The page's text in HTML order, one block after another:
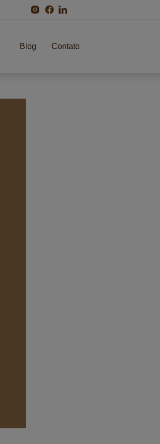
Blog Contato